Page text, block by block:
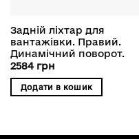
Задній ліхтар для
вантажівки. Правий.
Динамічний поворот.
2584 грн
Додати в кошик